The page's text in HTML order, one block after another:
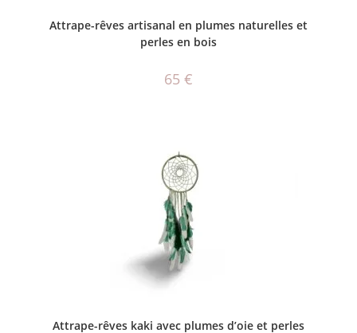
Attrape-rêves artisanal en plumes naturelles et
perles en bois
65 €
Attrape-rêves kaki avec plumes d’oie et perles